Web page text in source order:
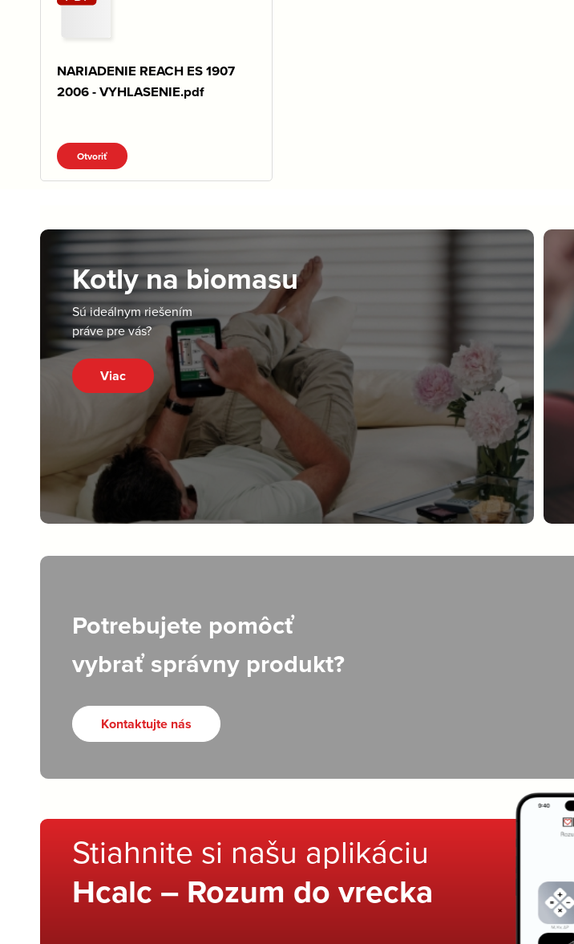
NARIADENIE REACH ES 1907
2006 - VYHLASENIE.pdf
Otvoriť
Kotly na biomasu
Sú ideálnym riešením
práve pre vás?
Viac
Potrebujete pomôcť
vybrať správny produkt?
Kontaktujte nás
Stiahnite si našu aplikáciu
Hcalc – Rozum do vrecka